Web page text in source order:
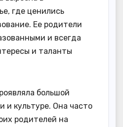
где ценились
Ее родители
и всегда
и таланты
большой
и культуре. Она часто
родителей на